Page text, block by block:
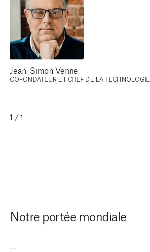
Jean-Simon Venne
COFONDATEUR ET CHEF DE LA TECHNOLOGIE
1/1
Notre portée mondiale